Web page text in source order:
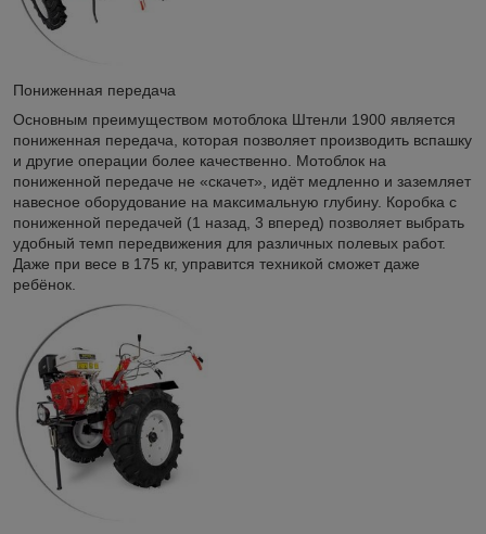
Пониженная передача
Основным преимуществом мотоблока Штенли 1900 является
пониженная передача, которая позволяет производить вспашку
и другие операции более качественно. Мотоблок на
пониженной передаче не «скачет», идёт медленно и заземляет
навесное оборудование на максимальную глубину. Коробка с
пониженной передачей (1 назад, 3 вперед) позволяет выбрать
удобный темп передвижения для различных полевых работ.
Даже при весе в 175 кг, управится техникой сможет даже
ребёнок.